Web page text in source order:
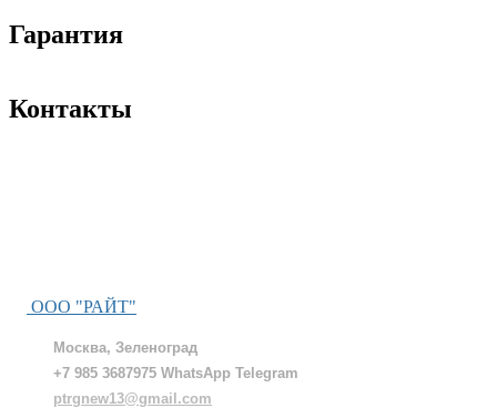
Гарантия
Контакты
ООО "РАЙТ"
Москва, Зеленоград
+7 985 3687975 WhatsApp Telegram
ptrgnew13@gmail.com